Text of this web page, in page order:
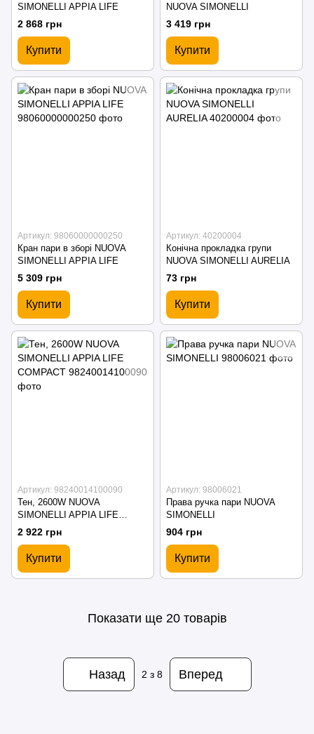
SIMONELLI APPIA LIFE
2 868 грн
Купити
NUOVA SIMONELLI
3 419 грн
Купити
Артикул: 98060000000250
Кран пари в зборі NUOVA
SIMONELLI APPIA LIFE
5 309 грн
Купити
Артикул: 40200004
Конічна прокладка групи
NUOVA SIMONELLI AURELIA
73 грн
Купити
Артикул: 98240014100090
Тен, 2600W NUOVA
SIMONELLI APPIA LIFE
COMPACT
2 922 грн
Купити
Артикул: 98006021
Права ручка пари NUOVA
SIMONELLI
904 грн
Купити
Показати ще 20 товарів
Назад 2 з 8 Вперед